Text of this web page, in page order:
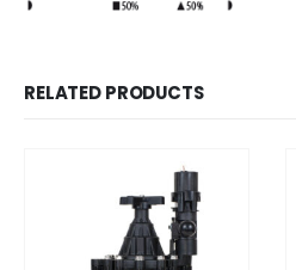
RELATED PRODUCTS